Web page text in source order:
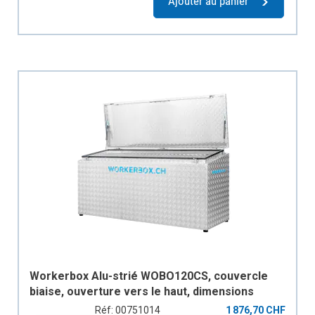
Workerbox Alu-strié WOBO120CS, couvercle
biaise, ouverture vers le haut, dimensions
extérieurs en mm: B=1200, T=670, H1=850,
Réf: 00751014 1 876,70 CHF